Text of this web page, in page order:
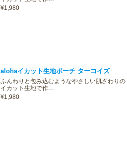
¥1,980
alohaイカット生地ポーチ ターコイズ
ふんわりと包み込むようなやさしい肌ざわりの
イカット生地で作…
¥1,980